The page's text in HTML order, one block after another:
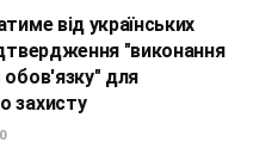
від українських
"виконання
обов'язку" для
захисту
0